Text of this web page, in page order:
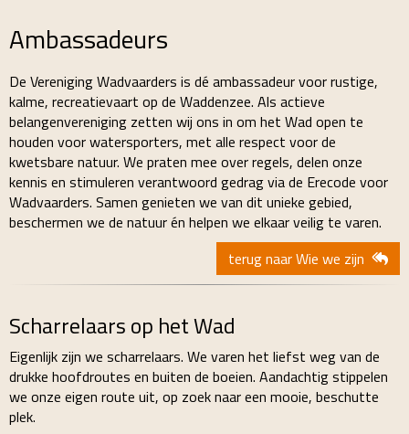
Ambassadeurs
De Vereniging Wadvaarders is dé ambassadeur voor rustige,
kalme, recreatievaart op de Waddenzee. Als actieve
belangenvereniging zetten wij ons in om het Wad open te
houden voor watersporters, met alle respect voor de
kwetsbare natuur. We praten mee over regels, delen onze
kennis en stimuleren verantwoord gedrag via de Erecode voor
Wadvaarders. Samen genieten we van dit unieke gebied,
beschermen we de natuur én helpen we elkaar veilig te varen.
terug naar Wie we zijn
Scharrelaars op het Wad
Eigenlijk zijn we scharrelaars. We varen het liefst weg van de
drukke hoofdroutes en buiten de boeien. Aandachtig stippelen
we onze eigen route uit, op zoek naar een mooie, beschutte
plek.